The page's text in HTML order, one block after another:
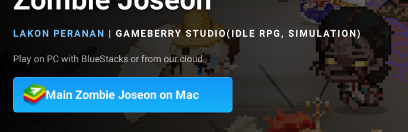
LAKON PERANAN | GAMEBERRY STUDIO(IDLE RPG, SIMULATION)
Play on PC with BlueStacks or from our cloud
Main Zombie Joseon on Mac